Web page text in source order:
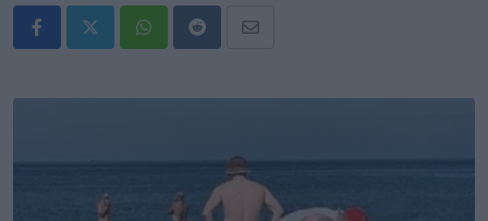
WhatsappRedditShare
Email